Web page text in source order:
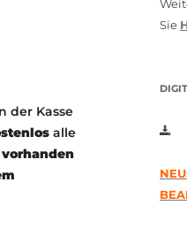
der Kasse
alle
Sie